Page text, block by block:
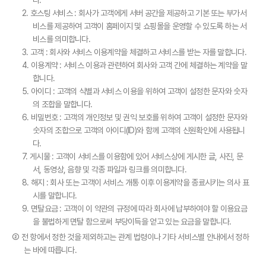
2. 호스팅 서비스 : 회사가 고객에게 서버 공간을 제공하고 기본 또는 부가서
비스를 제공하여 고객이 홈페이지 및 쇼핑몰을 운영할 수 있도록 하는 서
비스를 의미합니다.
3. 고객 : 회사와 서비스 이용계약을 체결하고 서비스를 받는 자를 말합니다.
4. 이용계약 : 서비스 이용과 관련하여 회사와 고객 간에 체결하는 계약을 말
합니다.
5. 아이디 : 고객의 식별과 서비스 이용을 위하여 고객이 설정한 문자와 숫자
의 조합을 말합니다.
6. 비밀번호 : 고객의 개인정보 및 권익 보호를 위하여 고객이 설정한 문자와
숫자의 조합으로 고객의 아이디(ID)와 함께 고객의 신원확인에 사용됩니
다.
7. 게시물 : 고객이 서비스를 이용함에 있어 서비스상에 게시한 글, 사진, 문
서, 동영상, 음향 및 각종 파일과 링크를 의미합니다.
8. 해지 : 회사 또는 고객이 서비스 개통 이후 이용계약을 종료시키는 의사 표
시를 말합니다.
9. 면탈요금 : 고객이 이 약관의 규정에 따라 회사에 납부하여야 할 이용요금
을 불법하게 면탈 함으로써 부당이득을 얻고 있는 요금을 말합니다.
② 전 항에서 정한 것을 제외하고는 관계 법령이나 기타 서비스별 안내에서 정하
는 바에 따릅니다.